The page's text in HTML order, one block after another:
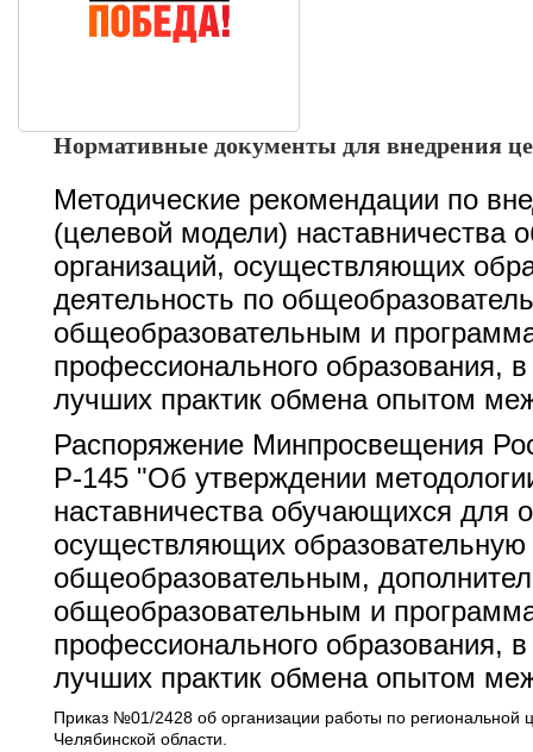
Нормативные документы для внедрения
Методические рекомендации по
(целевой модели) наставничества
организаций, осуществляющих
деятельность по
общеобразовательным и
профессионального образования,
лучших практик обмена опытом
Распоряжение Минпросвещения
Р-145 "Об утверждении
наставничества обучающихся для
осуществляющих образовательную
общеобразовательным,
общеобразовательным и
профессионального образования,
лучших практик обмена опытом
Приказ №01/2428 об организации работы по региональной
Челябинской области.